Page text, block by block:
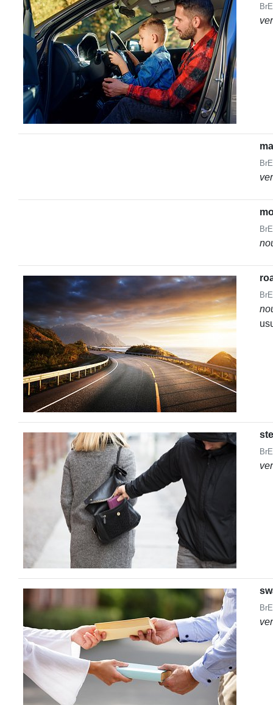
BrE
BrE
BrE
BrE
BrE
BrE